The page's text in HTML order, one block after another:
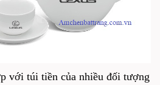
với túi tiền của nhiều đối tượng